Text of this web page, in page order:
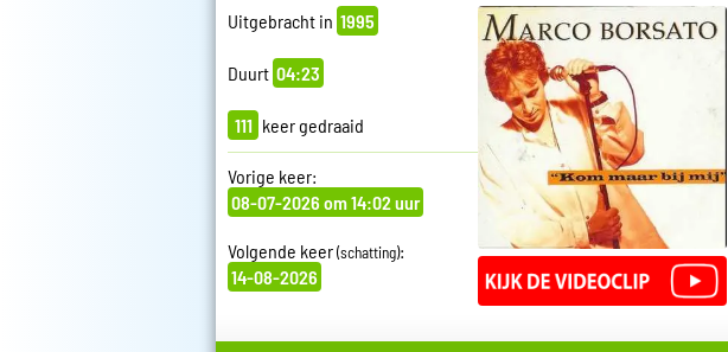
Uitgebracht in 1995
Duurt 04:23
111 keer gedraaid
Vorige keer:
08-07-2026 om 14:02 uur
Volgende keer(schatting):
14-08-2026